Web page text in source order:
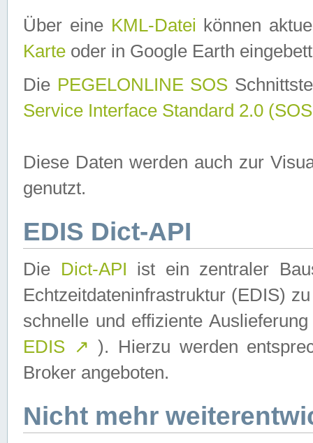
Über eine KML-Datei können
Karte oder in Google Earth
Die PEGELONLINE SOS
Service Interface Standard 2.0
Diese Daten werden auch zur
genutzt.
EDIS Dict-API
Die Dict-API ist ein zentraler
Echtzeitdateninfrastruktur (EDIS)
schnelle und effiziente
EDIS ↗ ). Hierzu werden
Broker angeboten.
Nicht mehr